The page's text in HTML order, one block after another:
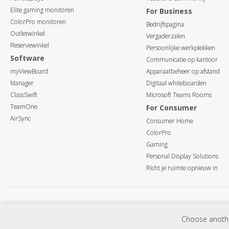
Choose
Elite gaming monitoren
ColorPro monitoren
Outletwinkel
Reservewinkel
Software
myViewBoard
Manager
ClassSwift
TeamOne
AirSync
For Business
Bedrijfspagina
Vergaderzalen
Persoonlijke werkplekken
Communicatie op kantoor
Apparaatbeheer op afstand
Digitaal whiteboarden
Microsoft Teams Rooms
For Consumer
Consumer Home
ColorPro
Gaming
Personal Display Solutions
Richt je ruimte opnieuw in
Programma's, specificaties, prijzen en beschikbaarheid kunnen zonder voorafgaande